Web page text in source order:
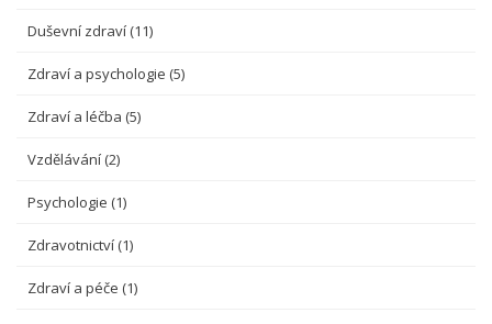
Duševní zdraví (11)
Zdraví a psychologie (5)
Zdraví a léčba (5)
Vzdělávání (2)
Psychologie (1)
Zdravotnictví (1)
Zdraví a péče (1)